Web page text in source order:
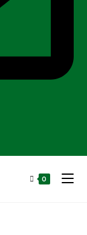
0